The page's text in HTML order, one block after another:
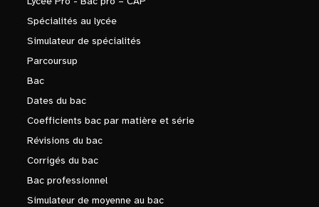
Spécialités au lycée
Simulateur de spécialités
Parcoursup
Bac
Dates du bac
Coefficients bac par matière et série
Révisions du bac
Corrigés du bac
Bac professionnel
Simulateur de moyenne au bac